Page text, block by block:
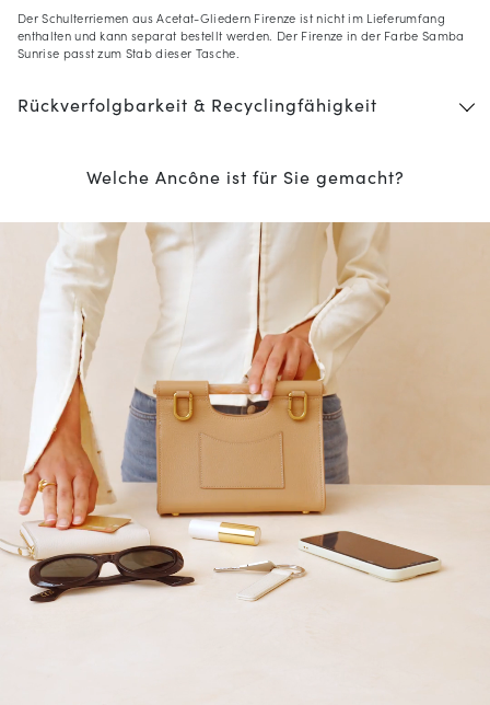
Der Schulterriemen aus Acetat-Gliedern Firenze ist nicht im Lieferumfang
enthalten und kann separat bestellt werden. Der Firenze in der Farbe Samba
Sunrise passt zum Stab dieser Tasche.
Rückverfolgbarkeit & Recyclingfähigkeit
Welche Ancône ist für Sie gemacht?